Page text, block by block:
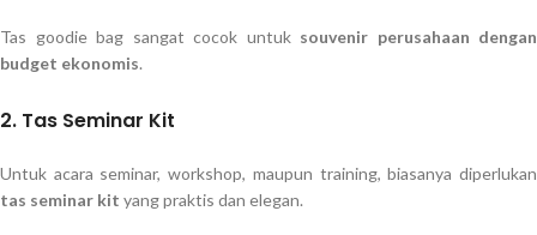
Tas goodie bag sangat cocok untuk souvenir perusahaan dengan
budget ekonomis.
2. Tas Seminar Kit
Untuk acara seminar, workshop, maupun training, biasanya diperlukan
tas seminar kit yang praktis dan elegan.